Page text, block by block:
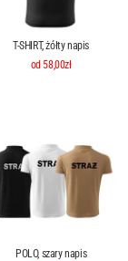
T-SHIRT, żółty napis
od 58,00zł
POLO, szary napis